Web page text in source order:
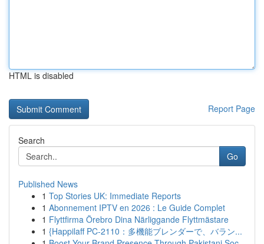
HTML is disabled
Report Page
Search
Go
Published News
1 Top Stories UK: Immediate Reports
1 Abonnement IPTV en 2026 : Le Guide Complet
1 Flyttfirma Örebro Dina Närliggande Flyttmästare
1 {Happilaff PC-2110：多機能ブレンダーで、バラン...